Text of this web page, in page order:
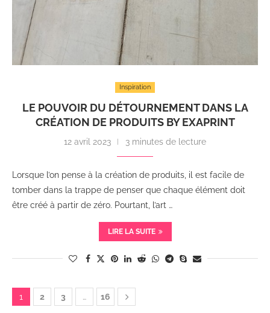
Inspiration
LE POUVOIR DU DÉTOURNEMENT DANS LA
CRÉATION DE PRODUITS BY EXAPRINT
12 avril 2023 3 minutes de lecture
Lorsque l’on pense à la création de produits, il est facile de
tomber dans la trappe de penser que chaque élément doit
être créé à partir de zéro. Pourtant, l’art …
LIRE LA SUITE
1 2 3 … 16